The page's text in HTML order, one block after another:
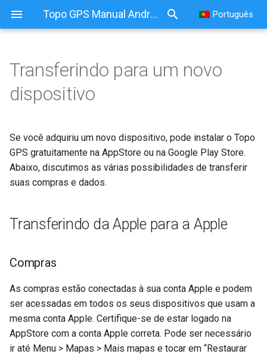
Topo GPS Manual Android Português
Transferindo para um novo
dispositivo
a Apple
Compras
Transferindo do Android
Compras
Rotas e pontos
Transferindo do Android
para a Apple
Transferindo para um novo
dispositivo
Se você adquiriu um novo dispositivo, pode instalar o Topo
GPS gratuitamente na AppStore ou na Google Play Store.
Abaixo, discutimos as várias possibilidades de transferir
suas compras e dados.
Transferindo da Apple para a Apple
Compras
As compras estão conectadas à sua conta Apple e podem
ser acessadas em todos os seus dispositivos que usam a
mesma conta Apple. Certifique-se de estar logado na
AppStore com a conta Apple correta. Pode ser necessário
ir até Menu > Mapas > Mais mapas e tocar em “Restaurar